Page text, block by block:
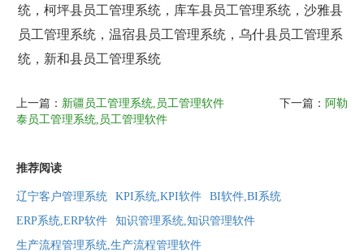
统，柯坪县员工管理系统，库车县员工管理系统，沙雅县
员工管理系统，温宿县员工管理系统，乌什县员工管理系
统，新和县员工管理系统
上一篇： 新疆员工管理系统,员工管理软件 下一篇： 阿勒
泰员工管理系统,员工管理软件
推荐阅读
辽宁客户管理系统 KPI系统,KPI软件
BI软件,BI系统
ERP系统,ERP软件
知识管理系统,知识管理软件
生产流程管理系统,生产流程管理软件